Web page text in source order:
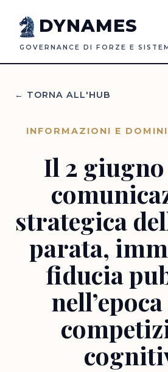
DYNAMES
GOVERNANCE DI FORZE E
← TORNA ALL'HUB
INFORMAZIONI E
Il 2 giugno
strategica
parata,
fiducia